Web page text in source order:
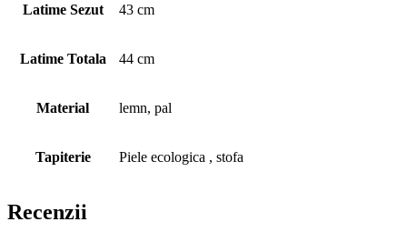
Latime Sezut 43 cm
Latime Totala 44 cm
Material lemn, pal
Tapiterie Piele ecologica , stofa
Recenzii